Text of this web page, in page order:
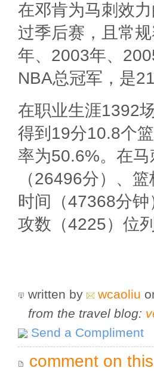
在邓肯为马刺效
过季后赛，且常
年、2003年、
NBA总冠军，是
在职业生涯1392
得到19分10.8个
率为50.6%。在
（26496分）、
时间（47368分
攻数（4225）位列
written by wcaoliu
from the travel blog:
Send a Compliment
comment on